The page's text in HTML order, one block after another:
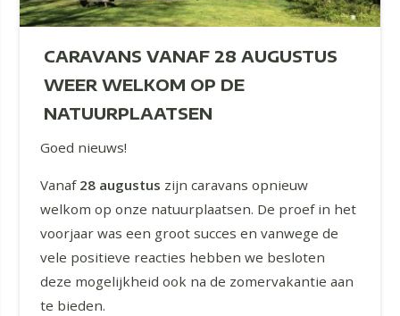
CARAVANS VANAF 28 AUGUSTUS
WEER WELKOM OP DE
NATUURPLAATSEN
Goed nieuws!
Vanaf 28 augustus zijn caravans opnieuw
welkom op onze natuurplaatsen. De proef in het
voorjaar was een groot succes en vanwege de
vele positieve reacties hebben we besloten
deze mogelijkheid ook na de zomervakantie aan
te bieden.